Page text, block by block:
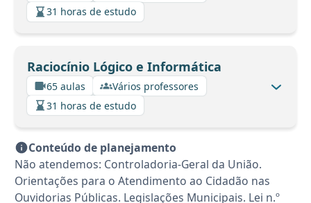
31 horas de estudo
Raciocínio Lógico e Informática
65 aulas
Vários professores
31 horas de estudo
Conteúdo de planejamento
Não atendemos: Controladoria-Geral da União.
Orientações para o Atendimento ao Cidadão nas
Ouvidorias Públicas. Legislações Municipais. Lei n.º